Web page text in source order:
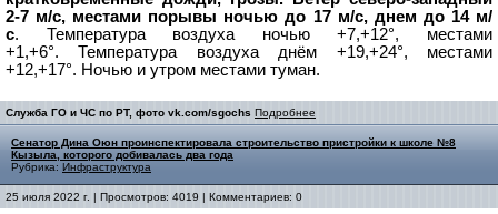
2-7 м/с, местами порывы ночью до 17 м/с, днем до 14 м/
с. Температура воздуха ночью +7,+12°, местами
+1,+6°.Температура воздуха днём +19,+24°, местами
+12,+17°. Ночью и утром местами туман.
Служба ГО и ЧС по РТ, фото vk.com/sgochs Подробнее
Сенатор Дина Оюн проинспектировала строительство пристройки к школе №8
Кызыла, которого добивалась два года
Рубрика: Инфраструктура
25 июля 2022 г. | Просмотров: 4019 | Комментариев: 0